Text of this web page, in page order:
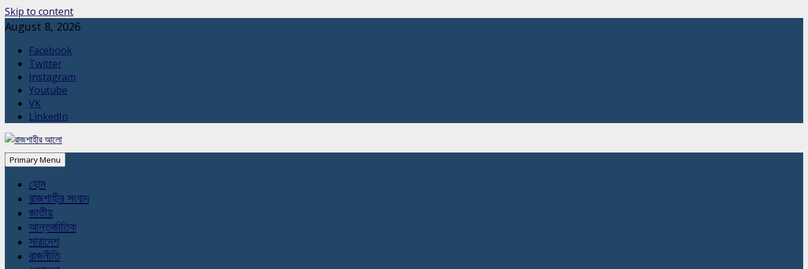
Skip to content
August 8, 2026
Facebook
Twitter
Instagram
Youtube
VK
LinkedIn
Primary Menu
হোম
রাজশাহীর সংবাদ
জাতীয়
আন্তর্জাতিক
সারাদেশ
রাজনীতি